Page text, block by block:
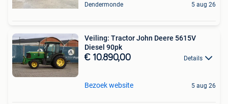
Dendermonde 5 aug 26
Veiling: Tractor John Deere 5615V
Diesel 90pk
€ 10.890,00 Details
Bezoek website 5 aug 26